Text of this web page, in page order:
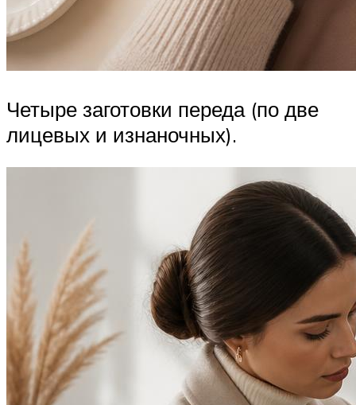
Четыре заготовки переда (по две
лицевых и изнаночных).